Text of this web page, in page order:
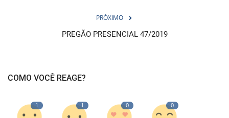
PRÓXIMO
PREGÃO PRESENCIAL 47/2019
COMO VOCÊ REAGE?
1 1 0 0